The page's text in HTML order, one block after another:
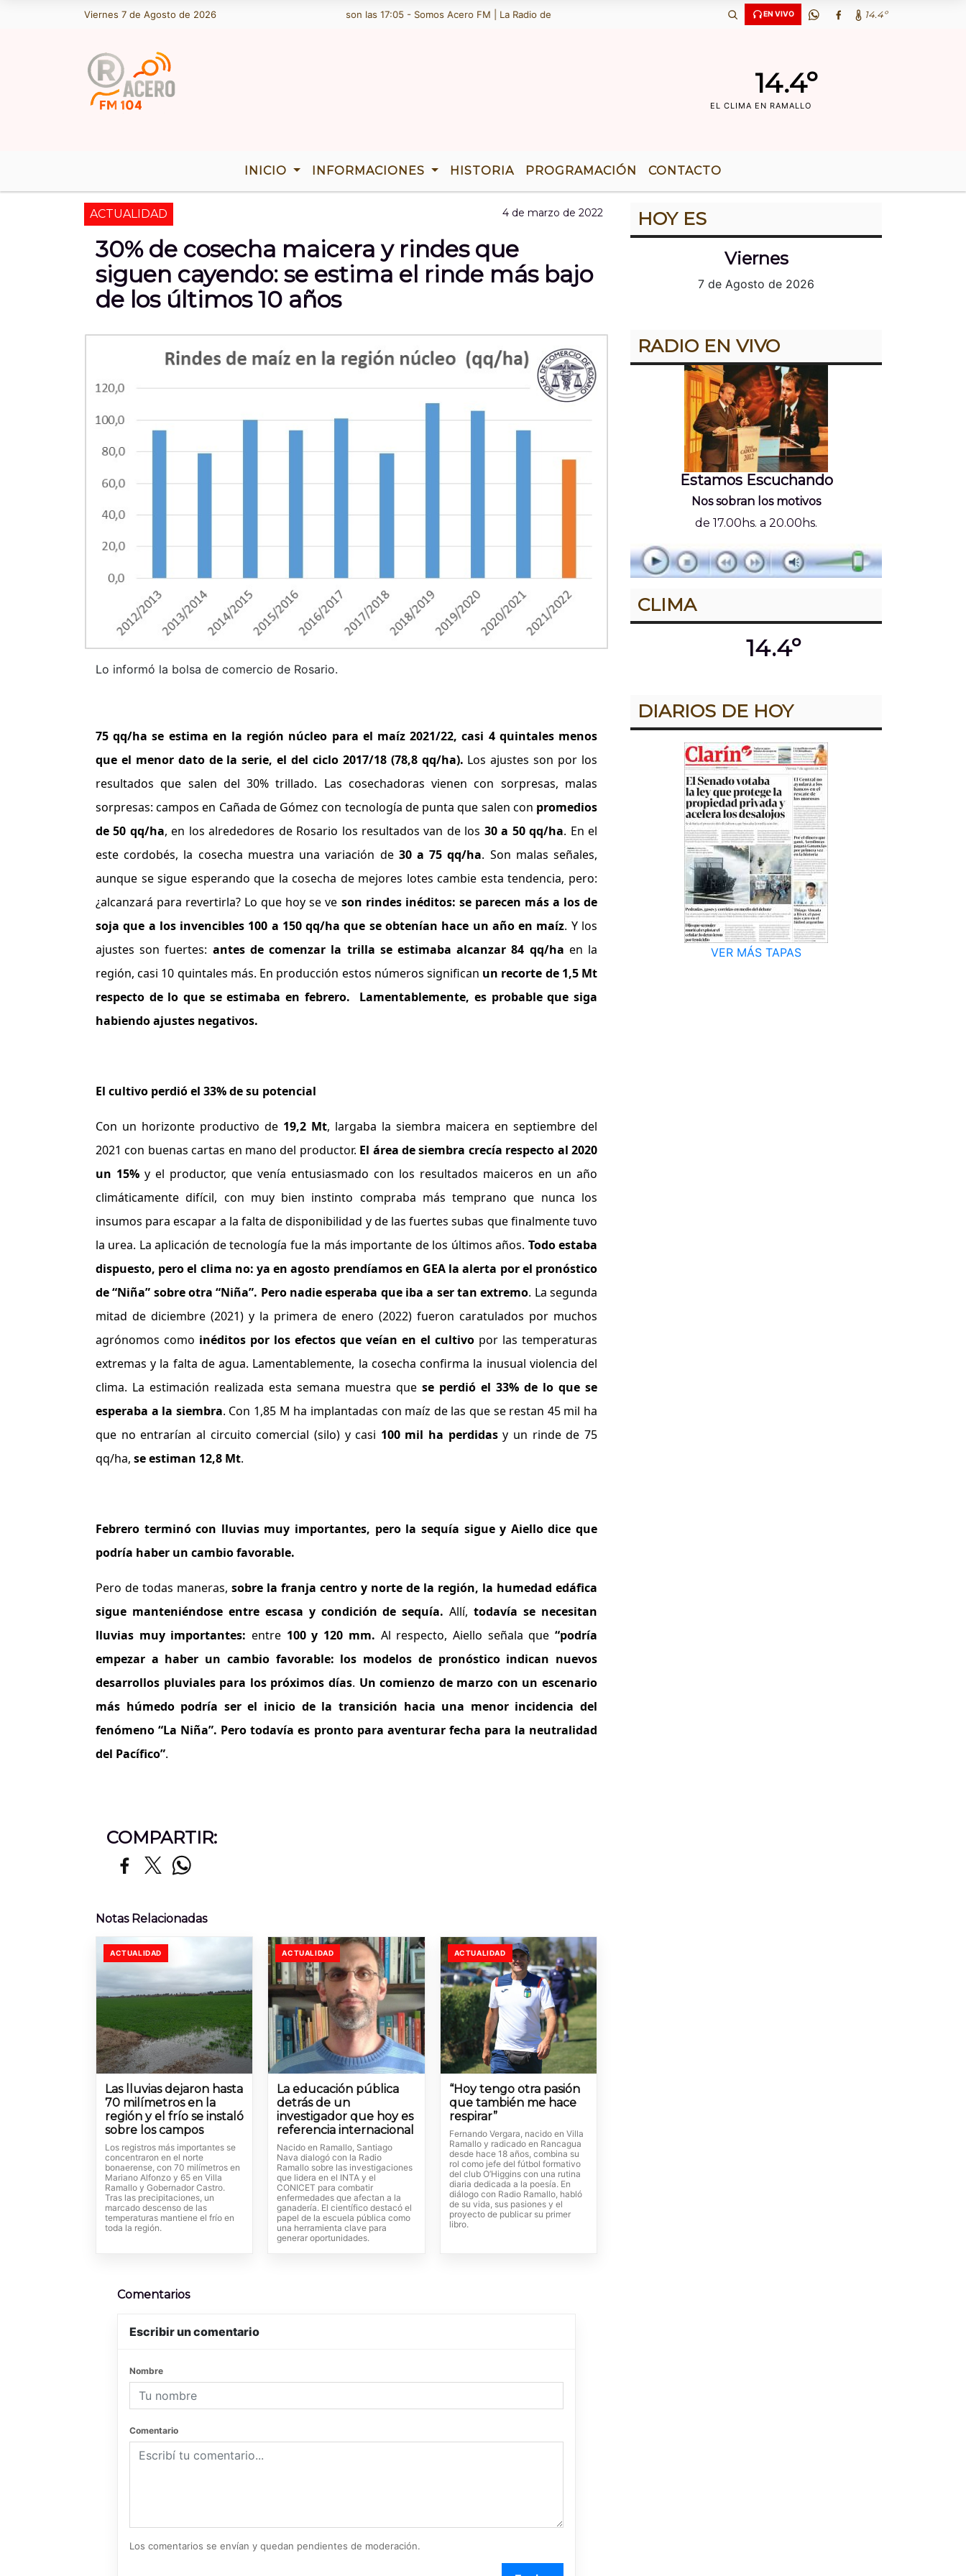
Viernes 7 de Agosto de 2026
Hoy es Viernes 7 de Agosto de 2026 y son las 17:05 - Somos Acero FM | La Radio de Ramallo | TENEMOS 36 AÃ‘OS DE RADIO | EN VIVO 14.4º
14.4º
EL CLIMA EN RAMALLO
INICIO INFORMACIONES HISTORIA PROGRAMACIÓN CONTACTO
ACTUALIDAD 4 de marzo de 2022
30% de cosecha maicera y rindes que
siguen cayendo: se estima el rinde más bajo
de los últimos 10 años
Lo informó la bolsa de comercio de Rosario.
75 qq/ha se estima en la región núcleo para el maíz 2021/22, casi 4 quintales menos
que el menor dato de la serie, el del ciclo 2017/18 (78,8 qq/ha). Los ajustes son por los
resultados que salen del 30% trillado. Las cosechadoras vienen con sorpresas, malas
sorpresas: campos en Cañada de Gómez con tecnología de punta que salen con promedios
de 50 qq/ha, en los alrededores de Rosario los resultados van de los 30 a 50 qq/ha. En el
este cordobés, la cosecha muestra una variación de 30 a 75 qq/ha. Son malas señales,
aunque se sigue esperando que la cosecha de mejores lotes cambie esta tendencia, pero:
¿alcanzará para revertirla? Lo que hoy se ve son rindes inéditos: se parecen más a los de
soja que a los invencibles 100 a 150 qq/ha que se obtenían hace un año en maíz. Y los
ajustes son fuertes: antes de comenzar la trilla se estimaba alcanzar 84 qq/ha en la
región, casi 10 quintales más. En producción estos números significan un recorte de 1,5 Mt
respecto de lo que se estimaba en febrero.
Lamentablemente, es probable que siga
habiendo ajustes negativos.
El cultivo perdió el 33% de su potencial
Con un horizonte productivo de 19,2 Mt, largaba la siembra maicera en septiembre del
2021 con buenas cartas en mano del productor. El área de siembra crecía respecto al 2020
un 15% y el productor, que venía entusiasmado con los resultados maiceros en un año
climáticamente difícil, con muy bien instinto compraba más temprano que nunca los
insumos para escapar a la falta de disponibilidad y de las fuertes subas que finalmente tuvo
la urea. La aplicación de tecnología fue la más importante de los últimos años. Todo estaba
dispuesto, pero el clima no: ya en agosto prendíamos en GEA la alerta por el pronóstico
de “Niña” sobre otra “Niña”. Pero nadie esperaba que iba a ser tan extremo. La segunda
mitad de diciembre (2021) y la primera de enero (2022) fueron caratulados por muchos
agrónomos como inéditos por los efectos que veían en el cultivo por las temperaturas
extremas y la falta de agua. Lamentablemente, la cosecha confirma la inusual violencia del
clima. La estimación realizada esta semana muestra que se perdió el 33% de lo que se
esperaba a la siembra. Con 1,85 M ha implantadas con maíz de las que se restan 45 mil ha
que no entrarían al circuito comercial (silo) y casi 100 mil ha perdidasy un rinde de 75
qq/ha, se estiman 12,8 Mt.
Febrero terminó con lluvias muy importantes, pero la sequía sigue y Aiello dice que
podría haber un cambio favorable.
Pero de todas maneras, sobre la franja centro y norte de la región, la humedad edáfica
sigue manteniéndose entre escasa y condición de sequía. Allí,todavía se necesitan
lluvias muy importantes:entre 100 y 120 mm. Al respecto, Aiello señala que “podría
empezar a haber un cambio favorable: los modelos de pronóstico indican nuevos
desarrollos pluviales para los próximos días. Un comienzo de marzo con un escenario
más húmedo podría ser el inicio de la transición hacia una menor incidencia del
fenómeno “La Niña”. Pero todavía es pronto para aventurar fecha para la neutralidad
del Pacífico”.
COMPARTIR:
Notas Relacionadas
ACTUALIDAD
Las lluvias dejaron hasta
70 milímetros en la
región y el frío se instaló
sobre los campos
Los registros más importantes se
concentraron en el norte
bonaerense, con 70 milímetros en
Mariano Alfonzo y 65 en Villa
Ramallo y Gobernador Castro.
Tras las precipitaciones, un
marcado descenso de las
temperaturas mantiene el frío en
toda la región.
ACTUALIDAD
La educación pública
detrás de un
investigador que hoy es
referencia internacional
Nacido en Ramallo, Santiago
Nava dialogó con la Radio
Ramallo sobre las investigaciones
que lidera en el INTA y el
CONICET para combatir
enfermedades que afectan a la
ganadería. El científico destacó el
papel de la escuela pública como
una herramienta clave para
generar oportunidades.
ACTUALIDAD
“Hoy tengo otra pasión
que también me hace
respirar”
Fernando Vergara, nacido en Villa
Ramallo y radicado en Rancagua
desde hace 18 años, combina su
rol como jefe del fútbol formativo
del club O’Higgins con una rutina
diaria dedicada a la poesía. En
diálogo con Radio Ramallo, habló
de su vida, sus pasiones y el
proyecto de publicar su primer
libro.
Comentarios
Escribir un comentario
Nombre
Comentario
Los comentarios se envían y quedan pendientes de moderación.
HOY ES
Viernes
7 de Agosto de 2026
RADIO EN VIVO
Estamos Escuchando
Nos sobran los motivos
de 17.00hs. a 20.00hs.
CLIMA
14.4º
DIARIOS DE HOY
VER MÁS TAPAS